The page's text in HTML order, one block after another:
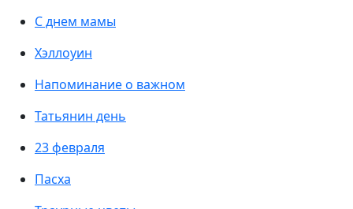
С днем мамы
Хэллоуин
Напоминание о важном
Татьянин день
23 февраля
Пасха